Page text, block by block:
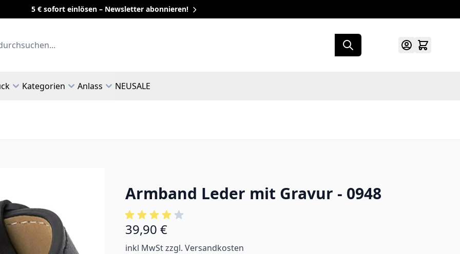
5 € sofort einlösen – Newsletter abonnieren!
Kategorien Anlass NEUSALE
Armband Leder mit Gravur - 0948
39,90 €
inkl MwSt zzgl. Versandkosten